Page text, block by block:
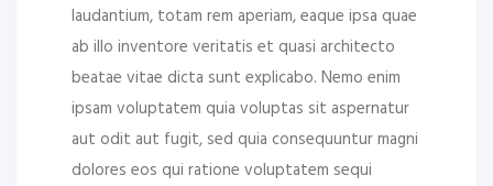
laudantium, totam rem aperiam, eaque ipsa quae
ab illo inventore veritatis et quasi architecto
beatae vitae dicta sunt explicabo. Nemo enim
ipsam voluptatem quia voluptas sit aspernatur
aut odit aut fugit, sed quia consequuntur magni
dolores eos qui ratione voluptatem sequi